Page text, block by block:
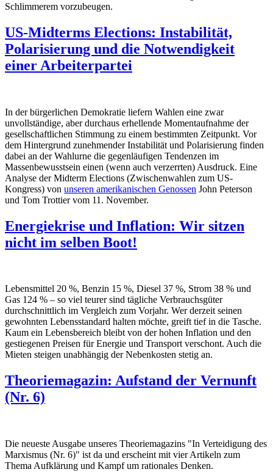
Schlimmerem vorzubeugen.
US-Midterms Elections: Instabilität,
Polarisierung und die Notwendigkeit
einer Arbeiterpartei
In der bürgerlichen Demokratie liefern Wahlen eine zwar
unvollständige, aber durchaus erhellende Momentaufnahme der
gesellschaftlichen Stimmung zu einem bestimmten Zeitpunkt. Vor
dem Hintergrund zunehmender Instabilität und Polarisierung finden
dabei an der Wahlurne die gegenläufigen Tendenzen im
Massenbewusstsein einen (wenn auch verzerrten) Ausdruck. Eine
Analyse der Midterm Elections (Zwischenwahlen zum US-
Kongress) von unseren amerikanischen Genossen John Peterson
und Tom Trottier vom 11. November.
Energiekrise und Inflation: Wir sitzen
nicht im selben Boot!
Lebensmittel 20 %, Benzin 15 %, Diesel 37 %, Strom 38 % und
Gas 124 % – so viel teurer sind tägliche Verbrauchsgüter
durchschnittlich im Vergleich zum Vorjahr. Wer derzeit seinen
gewohnten Lebensstandard halten möchte, greift tief in die Tasche.
Kaum ein Lebensbereich bleibt von der hohen Inflation und den
gestiegenen Preisen für Energie und Transport verschont. Auch die
Mieten steigen unabhängig der Nebenkosten stetig an.
Theoriemagazin: Aufstand der Vernunft
(Nr. 6)
Die neueste Ausgabe unseres Theoriemagazins "In Verteidigung des
Marxismus (Nr. 6)" ist da und erscheint mit vier Artikeln zum
Thema Aufklärung und Kampf um rationales Denken.